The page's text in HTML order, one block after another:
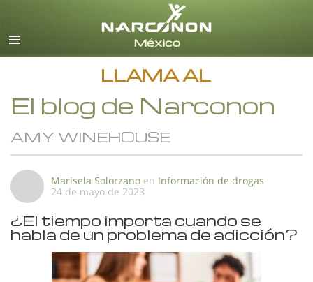
Español
Todas las Regiones/Idiomas
LLAMA AL
El blog de Narconon
AMY WINEHOUSE
Marisela Solorzano en Información de drogas
24 de mayo de 2023
¿El tiempo importa cuando se
habla de un problema de adicción?